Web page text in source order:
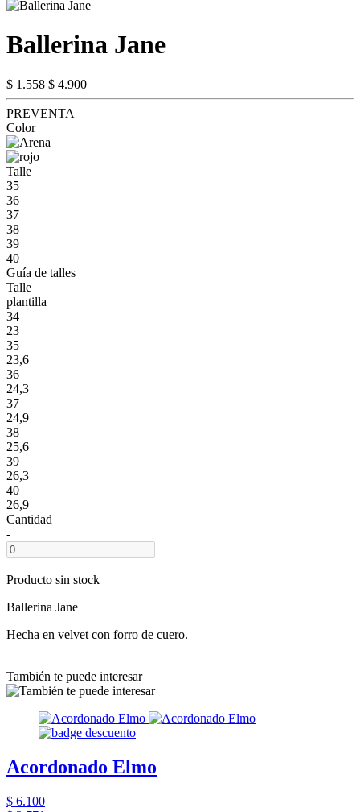
Ballerina Jane
$ 1.558 $ 4.900
PREVENTA
Color
Talle
35
36
37
38
39
40
Guía de talles
Talle
plantilla
34
23
35
23,6
36
24,3
37
24,9
38
25,6
39
26,3
40
26,9
Cantidad
-
+
Producto sin stock
Ballerina Jane
Hecha en velvet con forro de cuero.
También te puede interesar
Acordonado Elmo
$ 6.100